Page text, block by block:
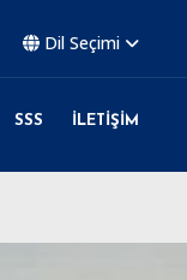
Dil Seçimi
SSS İLETİŞİM